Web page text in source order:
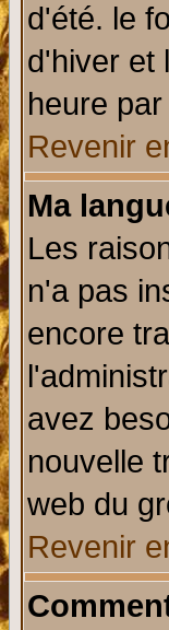
d'été. le
d'hiver et
heure
Revenir
Ma
Les
n'a pas
encore
avez
nouvelle
web du
Revenir